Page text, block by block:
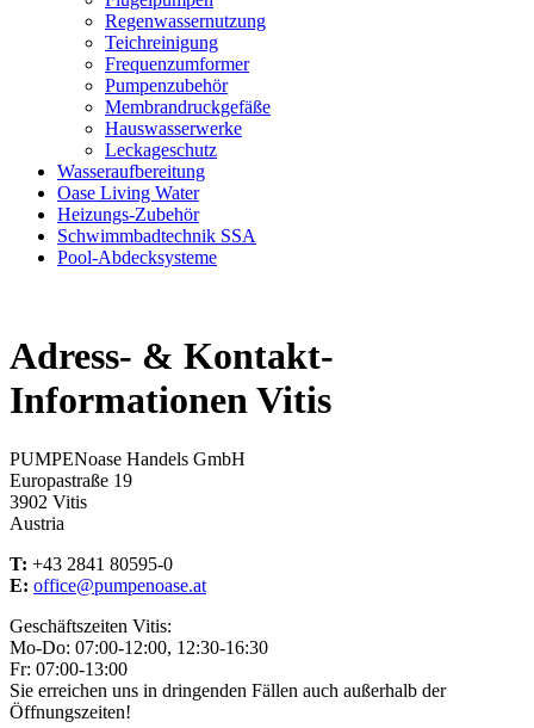
Regenwassernutzung
Teichreinigung
Frequenzumformer
Pumpenzubehör
Membrandruckgefäße
Hauswasserwerke
Leckageschutz
Wasseraufbereitung
Oase Living Water
Heizungs-Zubehör
Schwimmbadtechnik SSA
Pool-Abdecksysteme
Adress- & Kontakt-
Informationen Vitis
PUMPENoase Handels GmbH
Europastraße 19
3902 Vitis
Austria
T: +43 2841 80595-0
E: office@pumpenoase.at
Geschäftszeiten Vitis:
Mo-Do: 07:00-12:00, 12:30-16:30
Fr: 07:00-13:00
Sie erreichen uns in dringenden Fällen auch außerhalb der
Öffnungszeiten!